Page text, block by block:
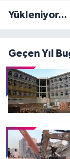
Yükleniyor...
Geçen Yıl